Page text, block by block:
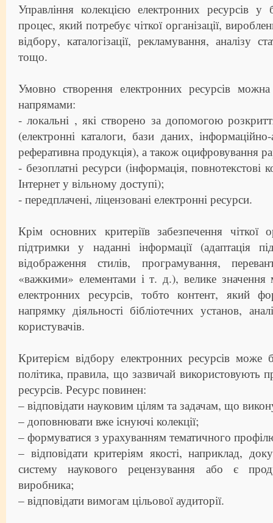
Управління колекцією електронних ресурсів у
процес, який потребує чіткої організації,
відбору, каталогізації, рекламування, аналізу
тощо.
Умовно створення електронних ресурсів
напрямами:
- локальні , які створено за допомогою
(електронні каталоги, бази даних, інформаційно-
реферативна продукція), а також оцифровування
- безоплатні ресурси (інформація, повнотекстові
Інтернет у вільному доступі);
- передплачені, ліцензовані електронні ресурси.
Крім основних критеріїв забезпечення чіткої
підтримки у наданні інформації (адаптація
відображення стилів, програмування,
«важкими» елементами і т. д.), велике значення
електронних ресурсів, тобто контент, який
напрямку діяльності бібліотечних установ,
користувачів.
Критерієм відбору електронних ресурсів може
політика, правила, що зазвичай використовують
ресурсів. Ресурс повинен:
– відповідати науковим цілям та задачам, що
– доповнювати вже існуючі колекції;
– формуватися з урахуванням тематичного
– відповідати критеріям якості, наприклад,
систему наукового рецензування або є
виробника;
– відповідати вимогам цільової аудиторії.